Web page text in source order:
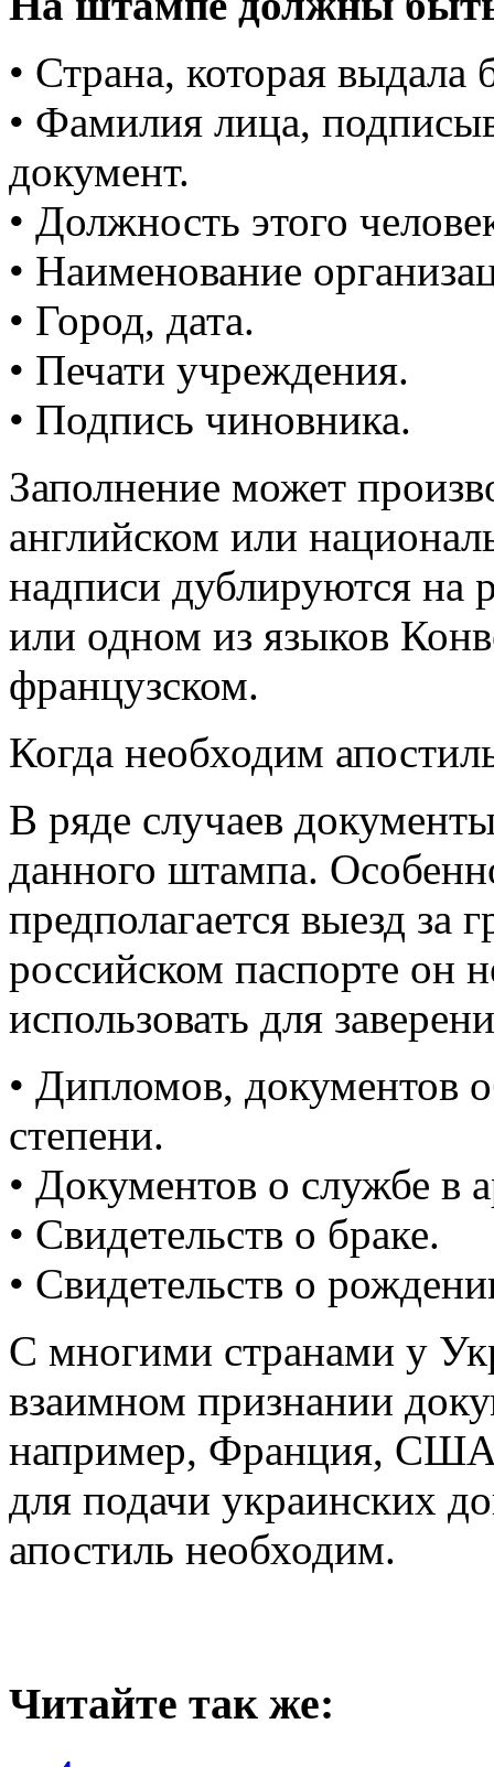
• Страна, которая выдала
• Фамилия лица,
документ.
• Должность этого
• Наименование
• Город, дата.
• Печати учреждения.
• Подпись чиновника.
Заполнение может
английском или
надписи дублируются на
или одном из языков
французском.
Когда необходим
В ряде случаев
данного штампа.
предполагается выезд за
российском паспорте он
использовать для
• Дипломов, документов
степени.
• Документов о службе в
• Свидетельств о браке.
• Свидетельств о
С многими странами у
взаимном признании
например, Франция,
для подачи украинских
апостиль необходим.
Читайте так же: